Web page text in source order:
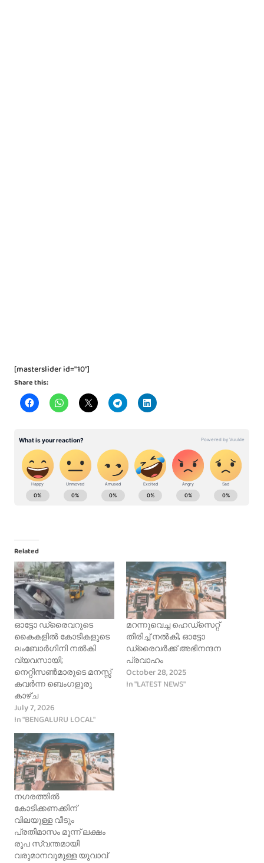
[masterslider id="10"]
Share this:
Related
ഓട്ടോ ഡ്രൈവറുടെ
കൈകളിൽ കോടികളുടെ
ലംബോർഗിനി നൽകി
വ്യവസായി;
നെറ്റിസൺമാരുടെ മനസ്സ്
കവർന്ന ബെംഗളൂരു
കാഴ്ച
July 7, 2026
In "BENGALURU LOCAL"
മറന്നുവെച്ച ഹെഡ്സെറ്റ്
തിരിച്ച് നൽകി; ഓട്ടോ
ഡ്രൈവർക്ക് അഭിനന്ദന
പ്രവാഹം
October 28, 2025
In "LATEST NEWS"
നഗരത്തിൽ
കോടിക്കണക്കിന്
വിലയുള്ള വീടും
പ്രതിമാസം മൂന്ന് ലക്ഷം
രൂപ സ്വന്തമായി
വരുമാനവുമുള്ള യുവാവ്